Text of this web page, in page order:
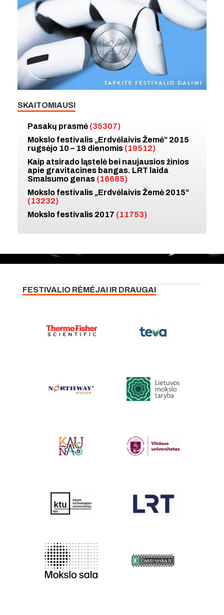
SKAITOMIAUSI
Pasakų prasmė (35307)
Mokslo festivalis „Erdvėlaivis Žemė” 2015
rugsėjo 10 – 19 dienomis (19512)
Kaip atsirado ląstelė bei naujausios žinios
apie gravitacines bangas. LRT laida
Smalsumo genas (16685)
Mokslo festivalis „Erdvėlaivis Žemė 2015“
(13232)
Mokslo festivalis 2017 (11753)
FESTIVALIO RĖMĖJAI IR DRAUGAI